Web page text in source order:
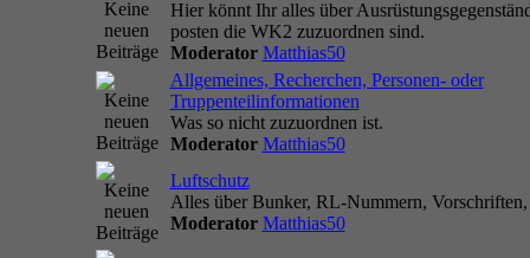
Hier könnt Ihr alles über
posten die WK2 zuzuordnen sind.
Moderator Matthias50
Allgemeines, Recherchen, Personen- oder
Truppenteilinformationen
Was so nicht zuzuordnen ist.
Moderator Matthias50
Luftschutz
Alles über Bunker, RL-Nummern, Vorschriften,
Moderator Matthias50